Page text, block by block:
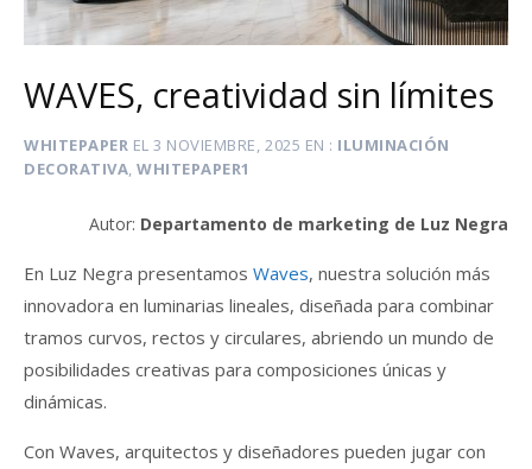
WAVES, creatividad sin límites
WHITEPAPER EL3 NOVIEMBRE, 2025 EN
ILUMINACIÓN
DECORATIVA,WHITEPAPER1
Autor: Departamento de marketing de Luz Negra
En Luz Negra presentamos Waves, nuestra solución más
innovadora en luminarias lineales, diseñada para combinar
tramos curvos, rectos y circulares, abriendo un mundo de
posibilidades creativas para composiciones únicas y
dinámicas.
Con Waves, arquitectos y diseñadores pueden jugar con